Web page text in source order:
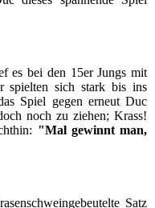
es bei den 15er Jungs mit
spielten sich stark bis ins
Spiel gegen erneut Duc
noch zu ziehen; Krass!
"Mal gewinnt man,
Satz